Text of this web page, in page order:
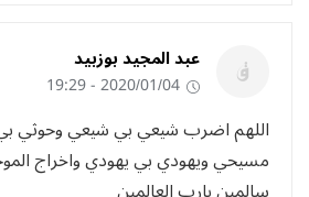
عبد المجيد بوزبيد
2020/01/04 - 19:29
اللهم اضرب شيعي بي شيعي وحوثي
مسيحي ويهودي بي يهودي واخراج